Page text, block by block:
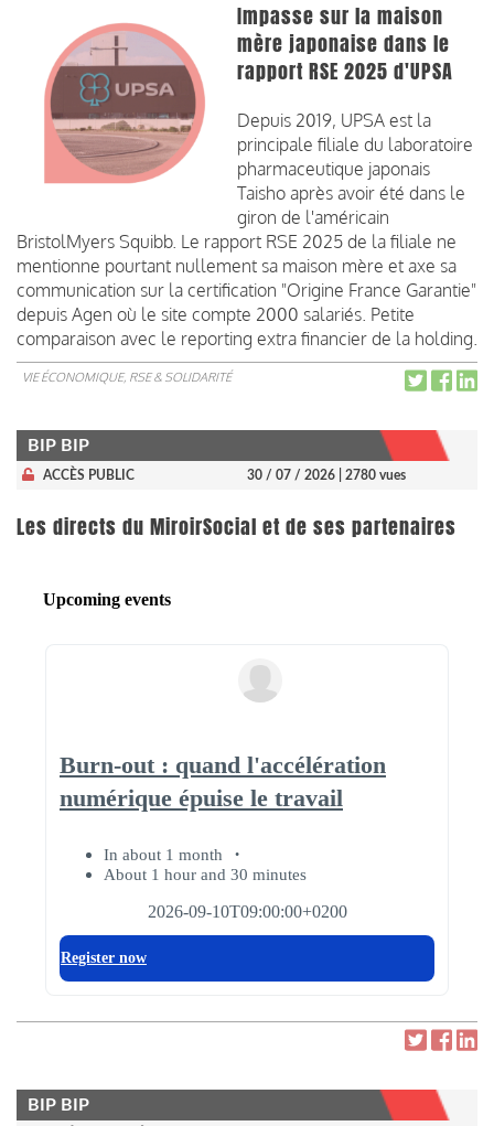
Impasse sur la maison
mère japonaise dans le
rapport RSE 2025 d'UPSA
Depuis 2019, UPSA est la
principale filiale du laboratoire
pharmaceutique japonais
Taisho après avoir été dans le
giron de l'américain
BristolMyers Squibb. Le rapport RSE 2025 de la filiale ne
mentionne pourtant nullement sa maison mère et axe sa
communication sur la certification "Origine France Garantie"
depuis Agen où le site compte 2000 salariés. Petite
comparaison avec le reporting extra financier de la holding.
VIE ÉCONOMIQUE, RSE & SOLIDARITÉ
BIP BIP
ACCÈS PUBLIC 30 / 07 / 2026 | 2780 vues
Les directs du MiroirSocial et de ses partenaires
BIP BIP